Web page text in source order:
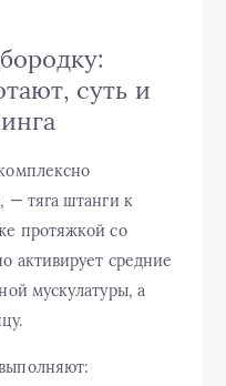
суть и
— тяга штанги к
протяжкой со
активирует средние
мускулатуры, а